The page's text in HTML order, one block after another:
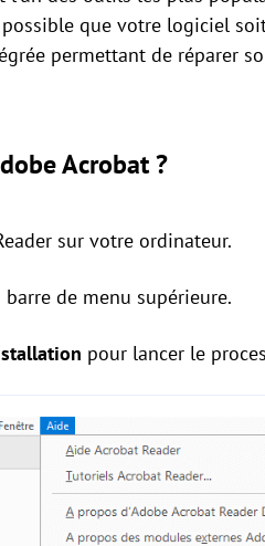
que votre logiciel
permettant de réparer
Acrobat ?
sur votre ordinateur.
barre de menu supérieure.
pour lancer le